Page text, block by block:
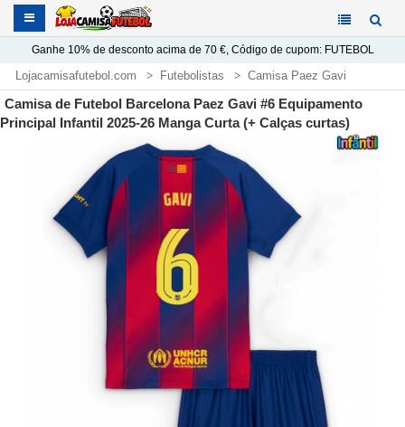
Ganhe 10%de desconto acima de 70 €, Código de cupom: FUTEBOL
Lojacamisafutebol.com Futebolistas Camisa Paez Gavi
Camisa de Futebol Barcelona Paez Gavi #6 Equipamento
Principal Infantil 2025-26 Manga Curta (+ Calças curtas)